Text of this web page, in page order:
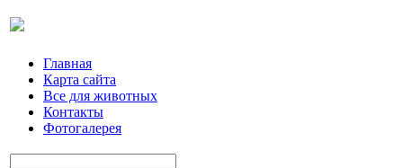
Главная
Карта сайта
Все для животных
Контакты
Фотогалерея